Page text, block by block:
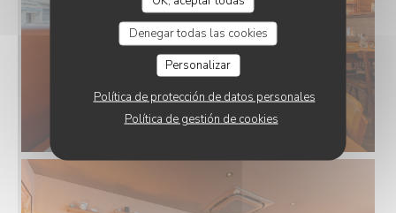
Denegar todas las cookies
Personalizar
Política de protección de datos personales
Política de gestión de cookies